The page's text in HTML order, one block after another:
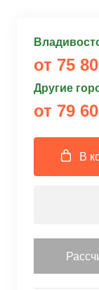
от 75
Другие
от 79
В